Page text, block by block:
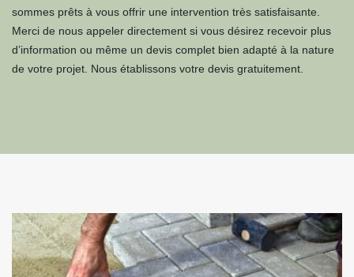
sommes prêts à vous offrir une intervention très satisfaisante.
Merci de nous appeler directement si vous désirez recevoir plus
d’information ou même un devis complet bien adapté à la nature
de votre projet. Nous établissons votre devis gratuitement.